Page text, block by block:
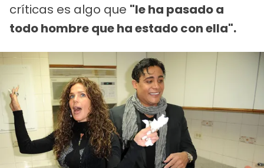
críticas es algo que "le ha pasado a
todo hombre que ha estado con ella".